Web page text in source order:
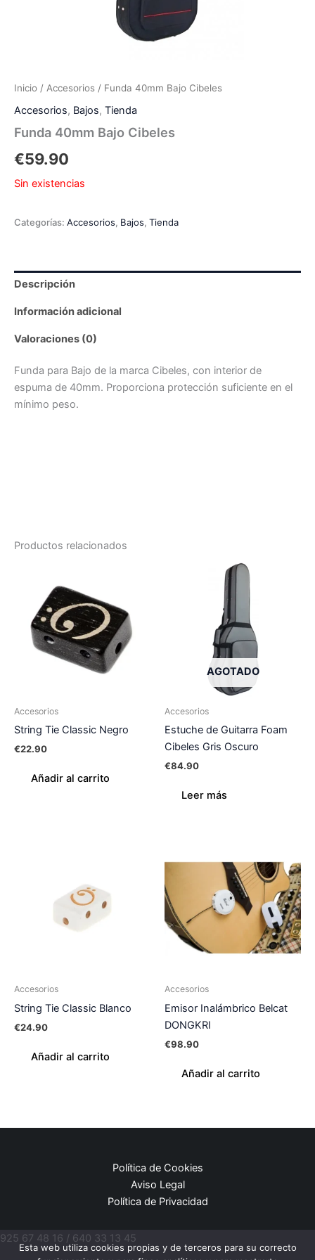
Inicio / Accesorios / Funda 40mm Bajo Cibeles
Accesorios, Bajos, Tienda
Funda 40mm Bajo Cibeles
€59.90
Sin existencias
Categorías: Accesorios, Bajos, Tienda
Descripción
Información adicional
Valoraciones (0)
Funda para Bajo de la marca Cibeles, con interior de
espuma de 40mm. Proporciona protección suficiente en el
mínimo peso.
Productos relacionados
Accesorios
String Tie Classic Negro
€22.90
Añadir al carrito
AGOTADO
Accesorios
Estuche de Guitarra Foam
Cibeles Gris Oscuro
€84.90
Leer más
Accesorios
String Tie Classic Blanco
€24.90
Añadir al carrito
Accesorios
Emisor Inalámbrico Belcat
DONGKRI
€98.90
Añadir al carrito
Política de Cookies
Aviso Legal
Política de Privacidad
925 67 48 16 / 640 33 13 45
Esta web utiliza cookies propias y de terceros para su correcto